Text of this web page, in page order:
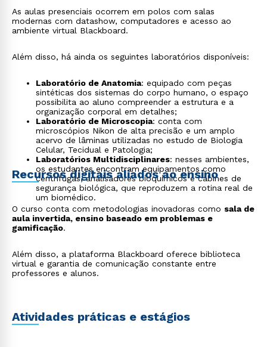
promover a saúde, bem-estar e autoestima dos
pacientes.
As aulas presenciais ocorrem em polos com salas
modernas com datashow, computadores e acesso ao
ambiente virtual Blackboard.
Além disso, há ainda os seguintes laboratórios disponíveis:
Laboratório de Anatomia: equipado com peças
sintéticas dos sistemas do corpo humano, o espaço
possibilita ao aluno compreender a estrutura e a
organização corporal em detalhes;
Laboratório de Microscopia: conta com
microscópios Nikon de alta precisão e um amplo
acervo de lâminas utilizadas no estudo de Biologia
Celular, Tecidual e Patologia;
Laboratórios Multidisciplinares: nesses ambientes,
os estudantes encontram equipamentos como
centrífugas, analisadores bioquímicos e cabines de
segurança biológica, que reproduzem a rotina real de
um biomédico.
Recursos digitais aliados ao ensino
O curso conta com metodologias inovadoras como sala de
aula invertida, ensino baseado em problemas e
gamificação.
Além disso, a plataforma Blackboard oferece biblioteca
virtual e garantia de comunicação constante entre
professores e alunos.
Atividades práticas e estágios
Rápido e fácil
WhatsApp